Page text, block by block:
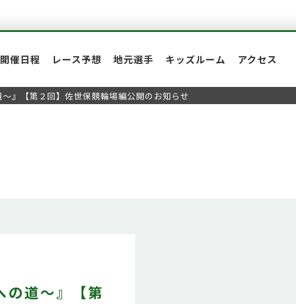
開催日程 レース予想 地元選手 キッズルーム アクセス
』【第２回】佐世保競輪場編公開のお知らせ
の道～』【第